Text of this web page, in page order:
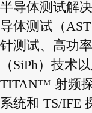
半导体测试解
导体测试（
针测试、高功
（SiPh）技术
TITAN™ 射频
系统和 TS/IFE